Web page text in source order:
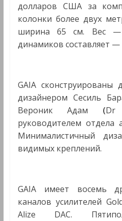
долларов США за
колонки более двух
ширина 65 см. Вес
динамиков составляет —
GAIA
дизайнером Сесиль
Вероник Адам (Dr
руководителем отдела
Минималистичный
видимых креплений.
GAIA имеет восемь
каналов усилителей
Alize DAC.